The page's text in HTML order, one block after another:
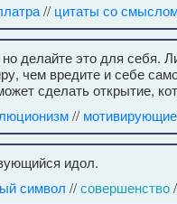
// цитаты со
делайте это для себя.
чем вредите и себе
сделать открытие,
//
идол.
символ //совершенство